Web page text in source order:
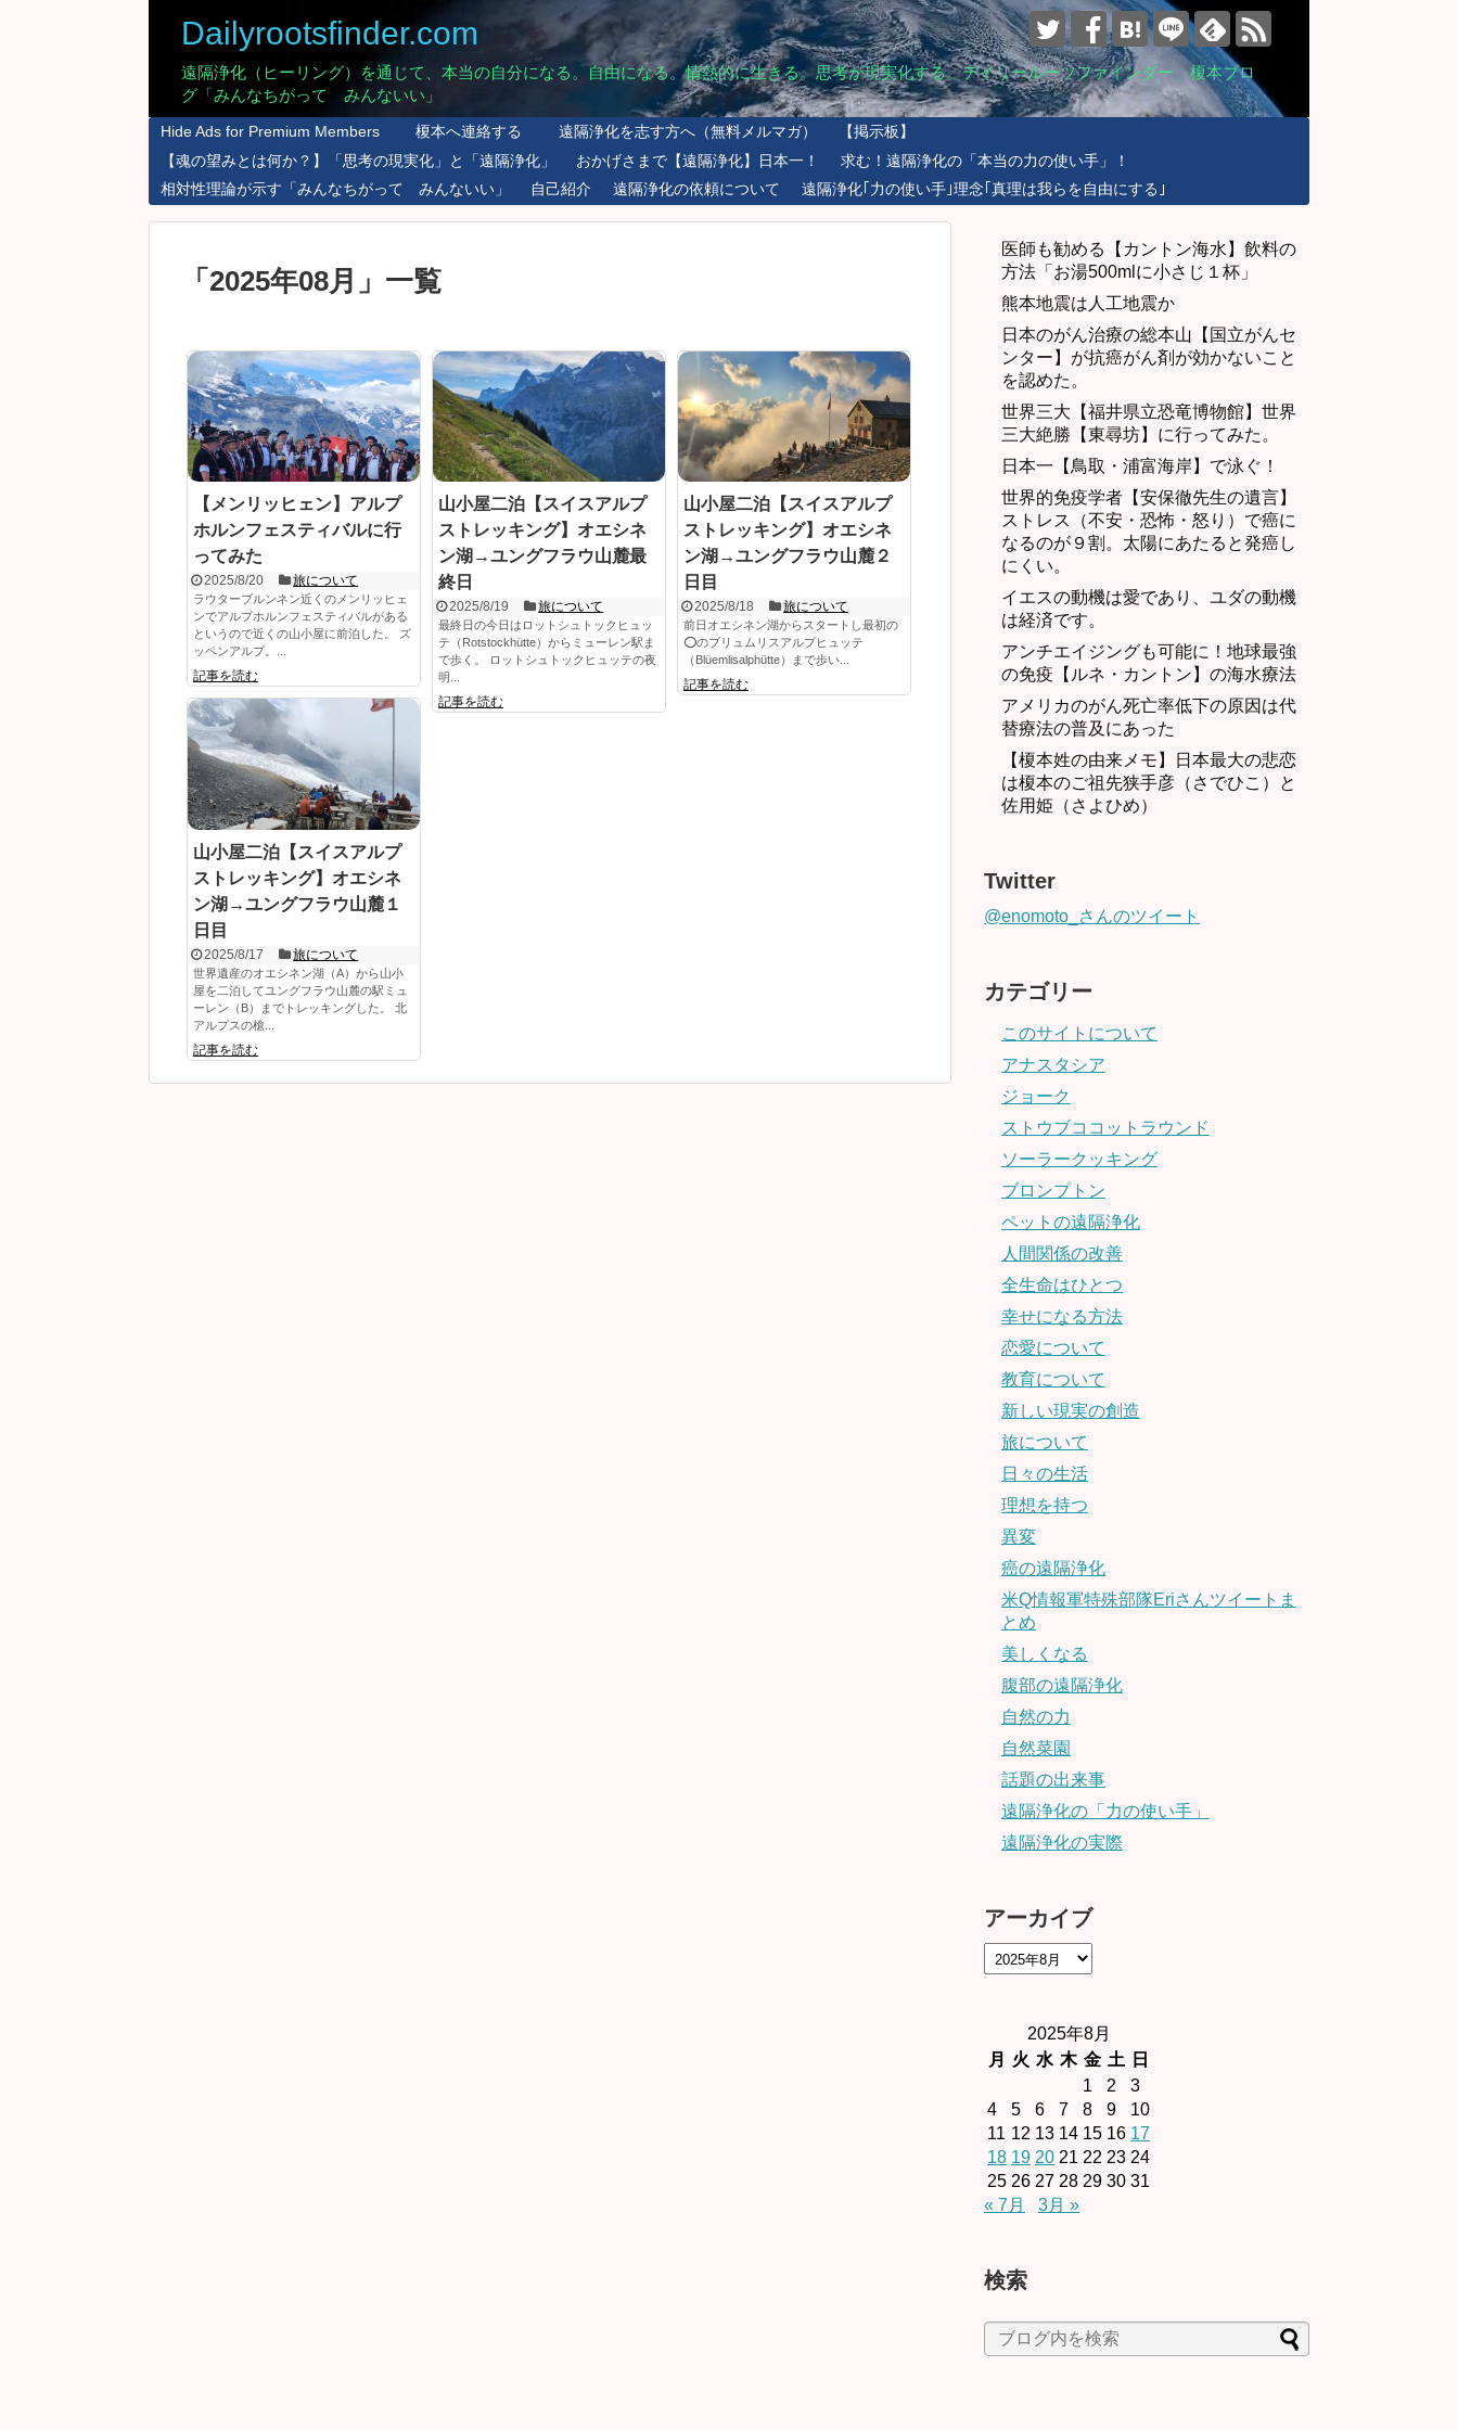
Dailyrootsfinder.com
遠隔浄化（ヒーリング）を通じて、本当の自分になる。自由になる。情熱的に生きる。思考が現実化する。デイリールーツファインダー 榎本ブロ
グ「みんなちがって みんないい」
Hide Ads for Premium Members 榎本へ連絡する 遠隔浄化を志す方へ（無料メルマガ）
【掲示板】
【魂の望みとは何か？】「思考の現実化」と「遠隔浄化」
おかげさまで【遠隔浄化】日本一！
求む！遠隔浄化の「本当の力の使い手」！
相対性理論が示す「みんなちがって みんないい」
自己紹介 遠隔浄化の依頼について 遠隔浄化｢力の使い手｣理念｢真理は我らを自由にする｣
「 2025年08月 」 一覧
【メンリッヒェン】アルプ
ホルンフェスティバルに行
ってみた
2025/8/20 旅について
ラウターブルンネン近くのメンリッヒェ
ンでアルプホルンフェスティバルがある
というので近くの山小屋に前泊した。 ズ
ッペンアルプ。...
記事を読む
山小屋二泊【スイスアルプ
ストレッキング】オエシネ
ン湖→ユングフラウ山麓最
終日
2025/8/19 旅について
最終日の今日はロットシュトックヒュッ
テ（Rotstockhütte）からミューレン駅ま
で歩く。 ロットシュトックヒュッテの夜
明...
記事を読む
山小屋二泊【スイスアルプ
ストレッキング】オエシネ
ン湖→ユングフラウ山麓２
日目
2025/8/18 旅について
前日オエシネン湖からスタートし最初の
⭕️のブリュムリスアルプヒュッテ
（Blüemlisalphütte）まで歩い...
記事を読む
山小屋二泊【スイスアルプ
ストレッキング】オエシネ
ン湖→ユングフラウ山麓１
日目
2025/8/17 旅について
世界遺産のオエシネン湖（A）から山小
屋を二泊してユングフラウ山麓の駅ミュ
ーレン（B）までトレッキングした。 北
アルプスの槍...
記事を読む
医師も勧める【カントン海水】飲料の
方法「お湯500mlに小さじ１杯」
熊本地震は人工地震か
日本のがん治療の総本山【国立がんセ
ンター】が抗癌がん剤が効かないこと
を認めた。
世界三大【福井県立恐竜博物館】世界
三大絶勝【東尋坊】に行ってみた。
日本一【鳥取・浦富海岸】で泳ぐ！
世界的免疫学者【安保徹先生の遺言】
ストレス（不安・恐怖・怒り）で癌に
なるのが９割。太陽にあたると発癌し
にくい。
イエスの動機は愛であり、ユダの動機
は経済です。
アンチエイジングも可能に！地球最強
の免疫【ルネ・カントン】の海水療法
アメリカのがん死亡率低下の原因は代
替療法の普及にあった
【榎本姓の由来メモ】日本最大の悲恋
は榎本のご祖先狭手彦（さでひこ）と
佐用姫（さよひめ）
Twitter
@enomoto_さんのツイート
カテゴリー
このサイトについて
アナスタシア
ジョーク
ストウブココットラウンド
ソーラークッキング
ブロンプトン
ペットの遠隔浄化
人間関係の改善
全生命はひとつ
幸せになる方法
恋愛について
教育について
新しい現実の創造
旅について
日々の生活
理想を持つ
異変
癌の遠隔浄化
米Q情報軍特殊部隊Eriさんツイートま
とめ
美しくなる
腹部の遠隔浄化
自然の力
自然菜園
話題の出来事
遠隔浄化の「力の使い手」
遠隔浄化の実際
アーカイブ
2025年8月
月
火 水 木 金 土
日
1
2
3
4
5 6 7 8 9
10
11 12 13 14 15 16 17
18 19 20 21 22 23 24
25 26 27 28 29 30 31
« 7月
3月 »
検索